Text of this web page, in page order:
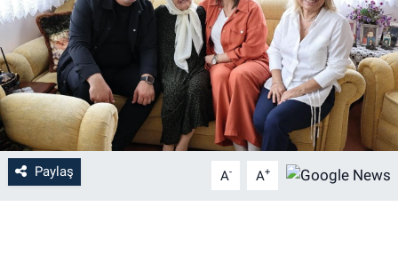
Paylaş A- A+